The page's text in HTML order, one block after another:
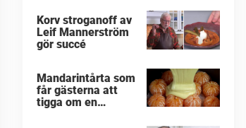
Korv stroganoff av
Leif Mannerström
gör succé
Mandarintårta som
får gästerna att
tigga om en